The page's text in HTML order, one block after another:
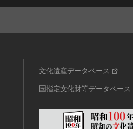
文化遺産データベース
国指定文化財等データベース